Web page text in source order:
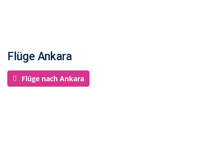
Flüge Ankara
Flüge nach Ankara